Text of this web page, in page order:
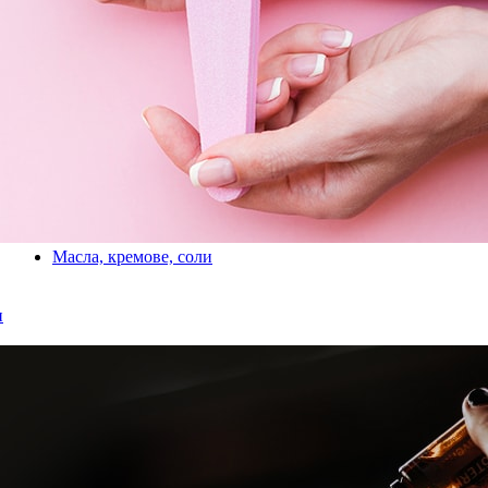
Масла, кремове, соли